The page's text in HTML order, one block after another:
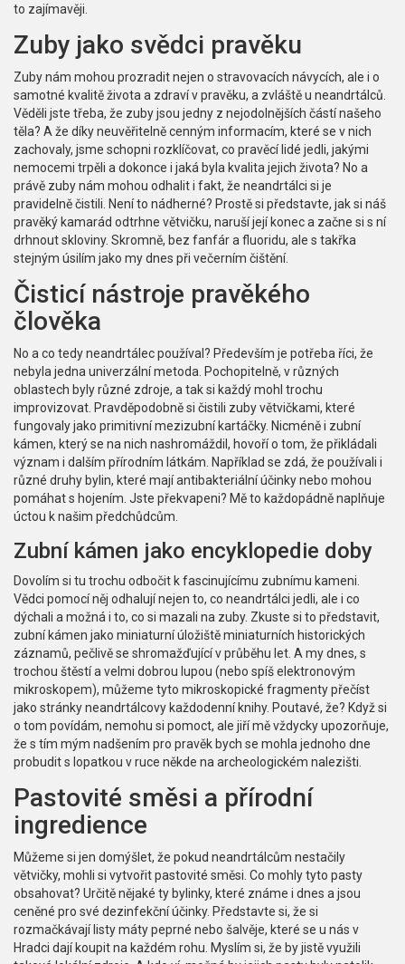
to zajímavěji.
Zuby jako svědci pravěku
Zuby nám mohou prozradit nejen o stravovacích návycích, ale i o
samotné kvalitě života a zdraví v pravěku, a zvláště u neandrtálců.
Věděli jste třeba, že zuby jsou jedny z nejodolnějších částí našeho
těla? A že díky neuvěřitelně cenným informacím, které se v nich
zachovaly, jsme schopni rozklíčovat, co pravěcí lidé jedli, jakými
nemocemi trpěli a dokonce i jaká byla kvalita jejich života? No a
právě zuby nám mohou odhalit i fakt, že neandrtálci si je
pravidelně čistili. Není to nádherné? Prostě si představte, jak si náš
pravěký kamarád odtrhne větvičku, naruší její konec a začne si s ní
drhnout skloviny. Skromně, bez fanfár a fluoridu, ale s takřka
stejným úsilím jako my dnes při večerním čištění.
Čisticí nástroje pravěkého
člověka
No a co tedy neandrtálec používal? Především je potřeba říci, že
nebyla jedna univerzální metoda. Pochopitelně, v různých
oblastech byly různé zdroje, a tak si každý mohl trochu
improvizovat. Pravděpodobně si čistili zuby větvičkami, které
fungovaly jako primitivní mezizubní kartáčky. Nicméně i zubní
kámen, který se na nich nashromáždil, hovoří o tom, že přikládali
význam i dalším přírodním látkám. Například se zdá, že používali i
různé druhy bylin, které mají antibakteriální účinky nebo mohou
pomáhat s hojením. Jste překvapeni? Mě to každopádně naplňuje
úctou k našim předchůdcům.
Zubní kámen jako encyklopedie doby
Dovolím si tu trochu odbočit k fascinujícímu zubnímu kameni.
Vědci pomocí něj odhalují nejen to, co neandrtálci jedli, ale i co
dýchali a možná i to, co si mazali na zuby. Zkuste si to představit,
zubní kámen jako miniaturní úložiště miniaturních historických
záznamů, pečlivě se shromažďující v průběhu let. A my dnes, s
trochou štěstí a velmi dobrou lupou (nebo spíš elektronovým
mikroskopem), můžeme tyto mikroskopické fragmenty přečíst
jako stránky neandrtálcovy každodenní knihy. Poutavé, že? Když si
o tom povídám, nemohu si pomoct, ale jiří mě vždycky upozorňuje,
že s tím mým nadšením pro pravěk bych se mohla jednoho dne
probudit s lopatkou v ruce někde na archeologickém nalezišti.
Pastovité směsi a přírodní
ingredience
Můžeme si jen domýšlet, že pokud neandrtálcům nestačily
větvičky, mohli si vytvořit pastovité směsi. Co mohly tyto pasty
obsahovat? Určitě nějaké ty bylinky, které známe i dnes a jsou
ceněné pro své dezinfekční účinky. Představte si, že si
rozmačkávají listy máty peprné nebo šalvěje, které se u nás v
Hradci dají koupit na každém rohu. Myslím si, že by jistě využili